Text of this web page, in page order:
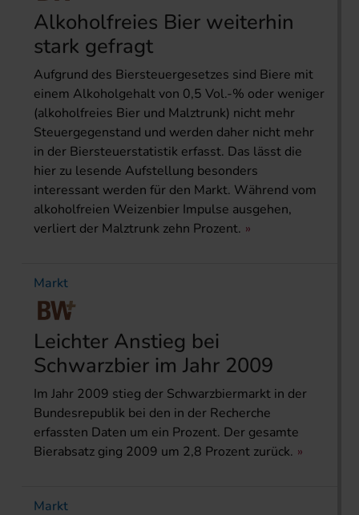
Alkoholfreies Bier weiterhin
stark gefragt
Aufgrund des Biersteuergesetzes sind Biere mit
einem Alkoholgehalt von 0,5 Vol.-% oder weniger
(alkoholfreies Bier und Malztrunk) nicht mehr
Steuergegen­stand und werden daher nicht mehr
in der Biersteuerstatistik erfasst. Das lässt die
hier zu lesende Aufstellung besonders
interessant werden für den Markt. Während vom
alkoholfreien Weizenbier Impulse ausgehen,
verliert der Malztrunk zehn Prozent.
Markt
Leichter Anstieg bei
Schwarzbier im Jahr 2009
Im Jahr 2009 stieg der Schwarzbiermarkt in der
Bundesrepublik bei den in der Recherche
erfassten Daten um ein Prozent. Der gesamte
Bierabsatz ging 2009 um 2,8 Prozent zurück.
Markt